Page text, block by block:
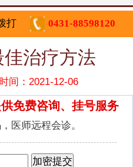
打 0431-88598120
治疗方法
间：2021-12-06
免费咨询、挂号服务
医师远程会诊。